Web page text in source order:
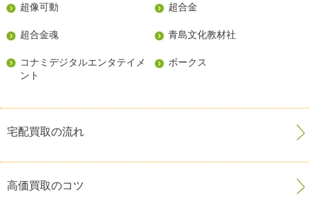
超像可動 超合金
超合金魂 青島文化教材社
コナミデジタルエンタテイメ
ント
ボークス
宅配買取の流れ
高価買取のコツ